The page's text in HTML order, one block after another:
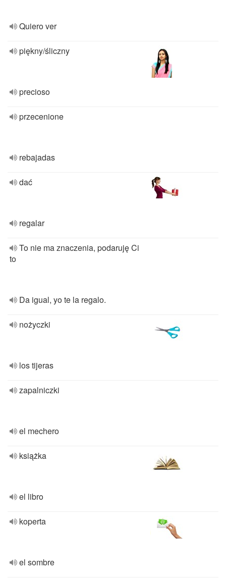
Quiero ver
piękny/śliczny
precioso
przecenione
rebajadas
dać
regalar
To nie ma znaczenia, podaruję Ci
to
Da igual, yo te la regalo.
nożyczki
los tijeras
zapalniczki
el mechero
książka
el libro
koperta
el sombre